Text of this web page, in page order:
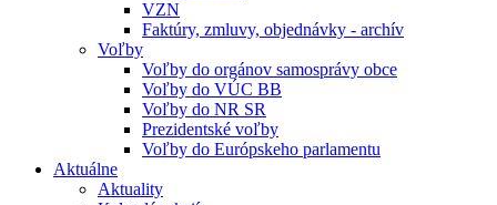
VZN
Faktúry, zmluvy, objednávky - archív
Voľby
Voľby do orgánov samosprávy obce
Voľby do VÚC BB
Voľby do NR SR
Prezidentské voľby
Voľby do Európskeho parlamentu
Aktuálne
Aktuality